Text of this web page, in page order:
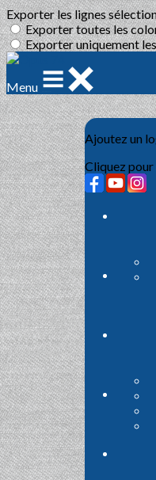
Exporter les lignes
Exporter toutes les
Exporter uniquement
Menu
Ajoutez un
Cliquez